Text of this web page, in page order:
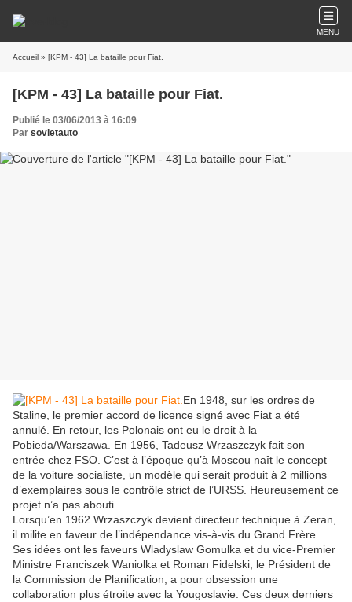
MENU
Accueil » [KPM - 43] La bataille pour Fiat.
[KPM - 43] La bataille pour Fiat.
Publié le 03/06/2013 à 16:09
Par sovietauto
En 1948, sur les ordres de
Staline, le premier accord de licence signé avec Fiat a été
annulé. En retour, les Polonais ont eu le droit à la
Pobieda/Warszawa. En 1956, Tadeusz Wrzaszczyk fait son
entrée chez FSO. C’est à l’époque qu’à Moscou naît le concept
de la voiture socialiste, un modèle qui serait produit à 2 millions
d’exemplaires sous le contrôle strict de l’URSS. Heureusement ce
projet n’a pas abouti.
Lorsqu’en 1962 Wrzaszczyk devient directeur technique à Zeran,
il milite en faveur de l’indépendance vis-à-vis du Grand Frère.
Ses idées ont les faveurs Wladyslaw Gomulka et du vice-Premier
Ministre Franciszek Waniolka et Roman Fidelski, le Président de
la Commission de Planification, a pour obsession une
collaboration plus étroite avec la Yougoslavie. Ces deux derniers